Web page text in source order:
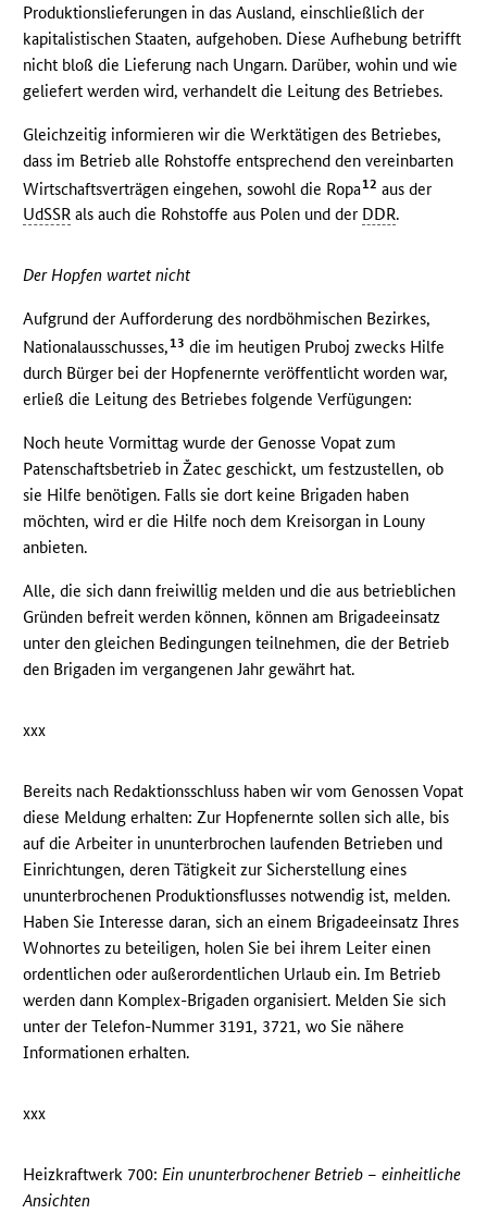
Produktionslieferungen in das Ausland, einschließlich der
kapitalistischen Staaten, aufgehoben. Diese Aufhebung betrifft
nicht bloß die Lieferung nach Ungarn. Darüber, wohin und wie
geliefert werden wird, verhandelt die Leitung des Betriebes.
Gleichzeitig informieren wir die Werktätigen des Betriebes,
dass im Betrieb alle Rohstoffe entsprechend den vereinbarten
Wirtschaftsverträgen eingehen, sowohl die Ropa12 aus der
UdSSR als auch die Rohstoffe aus Polen und der DDR.
Der Hopfen wartet nicht
Aufgrund der Aufforderung des nordböhmischen Bezirkes,
Nationalausschusses,13 die im heutigen Pruboj zwecks Hilfe
durch Bürger bei der Hopfenernte veröffentlicht worden war,
erließ die Leitung des Betriebes folgende Verfügungen:
Noch heute Vormittag wurde der Genosse Vopat zum
Patenschaftsbetrieb in Žatec geschickt, um festzustellen, ob
sie Hilfe benötigen. Falls sie dort keine Brigaden haben
möchten, wird er die Hilfe noch dem Kreisorgan in Louny
anbieten.
Alle, die sich dann freiwillig melden und die aus betrieblichen
Gründen befreit werden können, können am Brigadeeinsatz
unter den gleichen Bedingungen teilnehmen, die der Betrieb
den Brigaden im vergangenen Jahr gewährt hat.
xxx
Bereits nach Redaktionsschluss haben wir vom Genossen Vopat
diese Meldung erhalten: Zur Hopfenernte sollen sich alle, bis
auf die Arbeiter in ununterbrochen laufenden Betrieben und
Einrichtungen, deren Tätigkeit zur Sicherstellung eines
ununterbrochenen Produktionsflusses notwendig ist, melden.
Haben Sie Interesse daran, sich an einem Brigadeeinsatz Ihres
Wohnortes zu beteiligen, holen Sie bei ihrem Leiter einen
ordentlichen oder außerordentlichen Urlaub ein. Im Betrieb
werden dann Komplex-Brigaden organisiert. Melden Sie sich
unter der Telefon-Nummer 3191, 3721, wo Sie nähere
Informationen erhalten.
xxx
Heizkraftwerk 700:Ein ununterbrochener Betrieb – einheitliche
Ansichten